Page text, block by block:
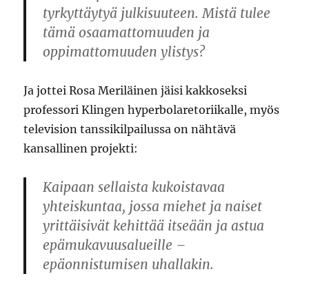
tyrkyttäytyä julkisuuteen. Mistä tulee
tämä osaamattomuuden ja
oppimattomuuden ylistys?
Ja jottei Rosa Meriläinen jäisi kakkoseksi
professori Klingen hyperbolaretoriikalle, myös
television tanssikilpailussa on nähtävä
kansallinen projekti:
Kaipaan sellaista kukoistavaa
yhteiskuntaa, jossa miehet ja naiset
yrittäisivät kehittää itseään ja astua
epämukavuusalueille –
epäonnistumisen uhallakin.